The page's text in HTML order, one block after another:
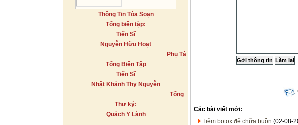
Thông Tin Tòa Soạn
Tổng biên tập:
Tiến Sĩ
Nguyễn Hữu Hoạt
Phụ Tá
Tổng Biên Tập
Tiến Sĩ
Nhật Khánh Thy Nguyễn
Tổng
Thư ký:
Quách Y Lành
Các bài viết mới:
Tiêm botox để chữa buồn (02-08-